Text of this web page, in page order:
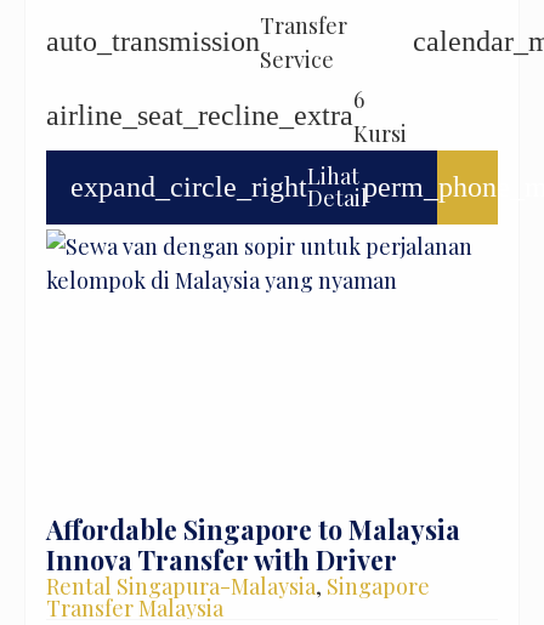
auto_transmission
Transfer
Service
airline_seat_recline_extra
6
Kursi
expand_circle_rightLihat
Detail
Affordable Singapore to Malaysia
Innova Transfer with Driver
Rental Singapura-Malaysia, Singapore
Transfer Malaysia